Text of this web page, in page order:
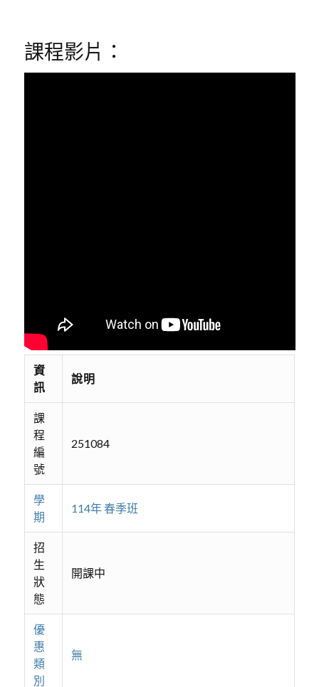
課程影片：
資
訊
說明
課
程
編
號
251084
學
期
114年 春季班
招
生
狀
態
開課中
優
惠
類
別
無